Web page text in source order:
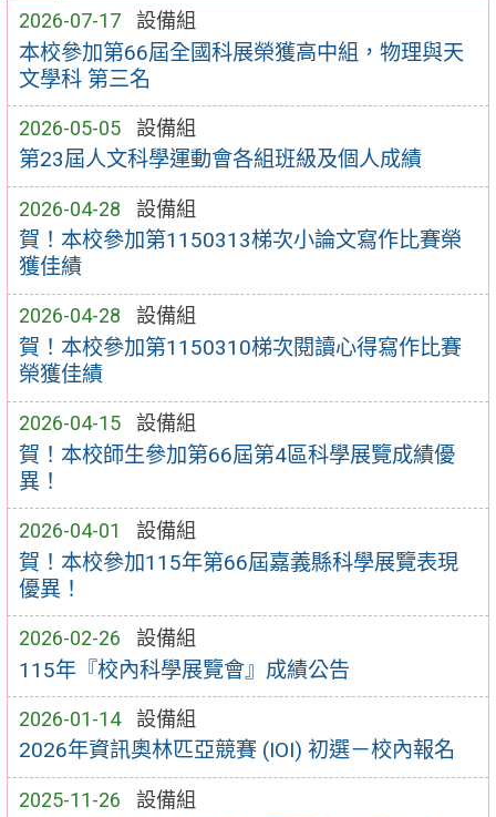
2026-07-17 設備組
本校參加第66屆全國科展榮獲高中組，物理與天
文學科 第三名
2026-05-05 設備組
第23屆人文科學運動會各組班級及個人成績
2026-04-28 設備組
賀！本校參加第1150313梯次小論文寫作比賽榮
獲佳績
2026-04-28 設備組
賀！本校參加第1150310梯次閱讀心得寫作比賽
榮獲佳績
2026-04-15 設備組
賀！本校師生參加第66屆第4區科學展覽成績優
異！
2026-04-01 設備組
賀！本校參加115年第66屆嘉義縣科學展覽表現
優異！
2026-02-26 設備組
115年『校內科學展覽會』成績公告
2026-01-14 設備組
2026年資訊奧林匹亞競賽 (IOI) 初選－校內報名
2025-11-26 設備組